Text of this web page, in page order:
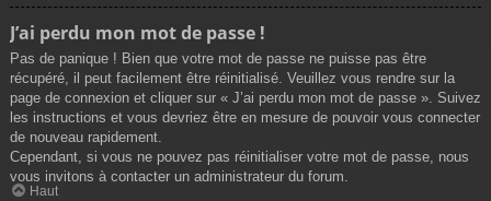
J’ai perdu mon mot de passe !
Pas de panique ! Bien que votre mot de passe ne puisse pas être
récupéré, il peut facilement être réinitialisé. Veuillez vous rendre sur la
page de connexion et cliquer sur « J’ai perdu mon mot de passe ». Suivez
les instructions et vous devriez être en mesure de pouvoir vous connecter
de nouveau rapidement.
Cependant, si vous ne pouvez pas réinitialiser votre mot de passe, nous
vous invitons à contacter un administrateur du forum.
Haut